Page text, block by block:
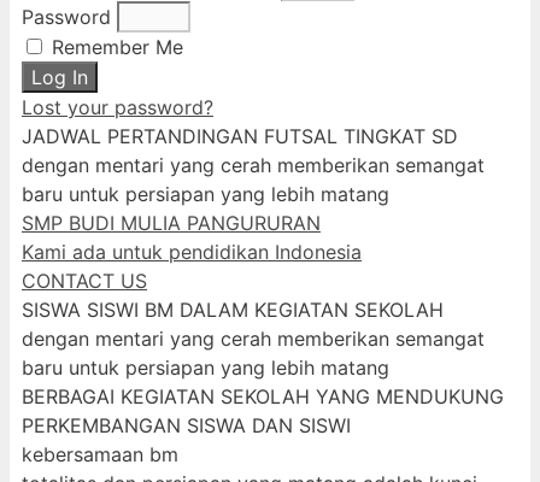
Password
Remember Me
Log In
Lost your password?
JADWAL PERTANDINGAN FUTSAL TINGKAT SD
dengan mentari yang cerah memberikan semangat
baru untuk persiapan yang lebih matang
SMP BUDI MULIA PANGURURAN
Kami ada untuk pendidikan Indonesia
CONTACT US
SISWA SISWI BM DALAM KEGIATAN SEKOLAH
dengan mentari yang cerah memberikan semangat
baru untuk persiapan yang lebih matang
BERBAGAI KEGIATAN SEKOLAH YANG MENDUKUNG
PERKEMBANGAN SISWA DAN SISWI
kebersamaan bm